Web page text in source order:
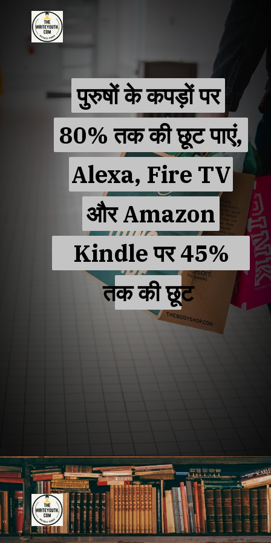
पुरुषों के कपड़ों पर
80% तक की छूट पाएं,
Alexa, Fire TV
और Amazon
Kindle पर 45% तक
की छूट
पुरुषों के कपड़ों पर
80% तक की छूट पाएं,
Alexa, Fire TV
और Amazon
Kindle पर 45%
तक की छूट
Openinghttps://amzn.to/3Km12Sw